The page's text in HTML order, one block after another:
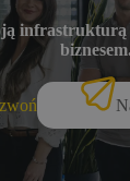
infrastrukturą